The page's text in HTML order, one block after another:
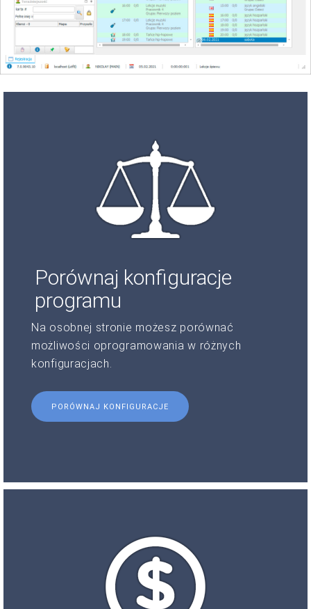
Porównaj konfiguracje
programu
Na osobnej stronie możesz porównać
możliwości oprogramowania w różnych
konfiguracjach.
PORÓWNAJ KONFIGURACJE